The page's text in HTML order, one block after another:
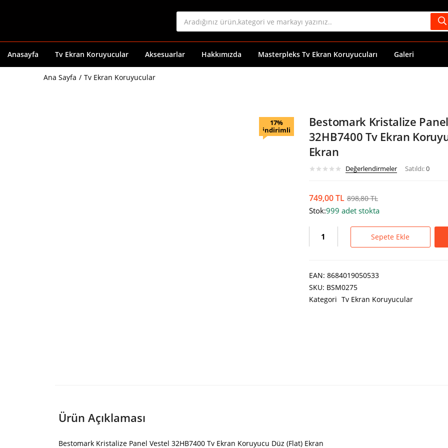
Anasayfa Tv Ekran Koruyucular Aksesuarlar Hakkımızda Masterpleks Tv Ekran Koruyucuları Galeri
Ana Sayfa Tv Ekran Koruyucular
17%
indirimli
Bestomark Kristalize
32HB7400 Tv Ekran
Ekran
Değerlendirmeler Satıldı:0
749,00TL 898,80TL
Stok:999 adet stokta
Sepete Ekle
EAN: 8684019050533
SKU: BSM0275
Kategori Tv Ekran Koruyucular
Ürün Açıklaması
Bestomark Kristalize Panel Vestel 32HB7400 Tv Ekran Koruyucu Düz (Flat) Ekran